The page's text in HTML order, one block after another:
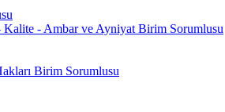
- Ambar ve Ayniyat Birim Sorumlusu
Birim Sorumlusu